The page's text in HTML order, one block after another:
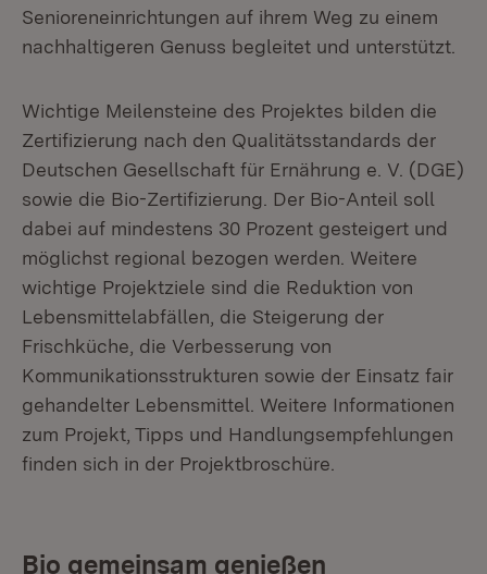
Senioreneinrichtungen auf ihrem Weg zu einem
nachhaltigeren Genuss begleitet und unterstützt.
Wichtige Meilensteine des Projektes bilden die
Zertifizierung nach den Qualitätsstandards der
Deutschen Gesellschaft für Ernährung e. V. (DGE)
sowie die Bio-Zertifizierung. Der Bio-Anteil soll
dabei auf mindestens 30 Prozent gesteigert und
möglichst regional bezogen werden. Weitere
wichtige Projektziele sind die Reduktion von
Lebensmittelabfällen, die Steigerung der
Frischküche, die Verbesserung von
Kommunikationsstrukturen sowie der Einsatz fair
gehandelter Lebensmittel. Weitere Informationen
zum Projekt, Tipps und Handlungsempfehlungen
finden sich in der Projektbroschüre.
Bio gemeinsam genießen